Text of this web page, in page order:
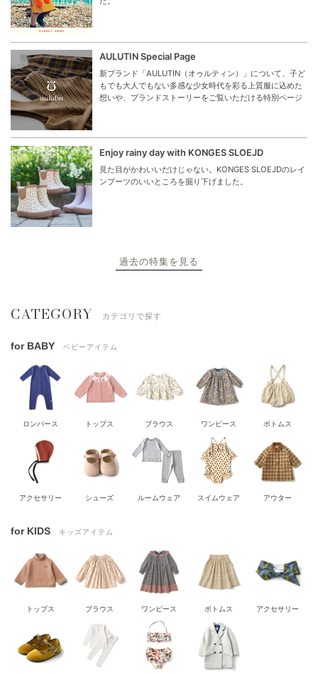
AULUTIN Special Page
新ブランド「AULUTIN（オゥルティン）」について、子ど
もでも大人でもない多感な少女時代を彩る上質服に込めた
想いや、ブランドストーリーをご覧いただける特別ページ
Enjoy rainy day with KONGES SLOEJD
見た目がかわいいだけじゃない。KONGES SLOEJDのレイ
ンブーツのいいところを掘り下げました。
過去の特集を見る
CATEGORY カテゴリで探す
for BABY ベビーアイテム
ロンパース トップス ブラウス ワンピース ボトムス
アクセサリー シューズ ルームウェア スイムウェア アウター
for KIDS キッズアイテム
トップス ブラウス ワンピース ボトムス アクセサリー